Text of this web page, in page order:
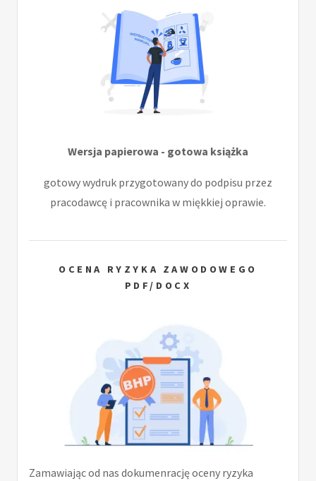
Wersja papierowa - gotowa książka
gotowy wydruk przygotowany do podpisu przez
pracodawcę i pracownika w miękkiej oprawie.
OCENA RYZYKA ZAWODOWEGO
PDF/DOCX
Zamawiając od nas dokumenrację oceny ryzyka